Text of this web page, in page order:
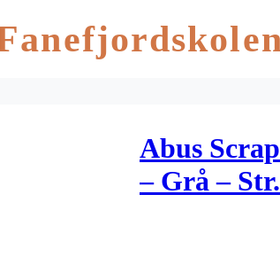
Abus
– Grå –